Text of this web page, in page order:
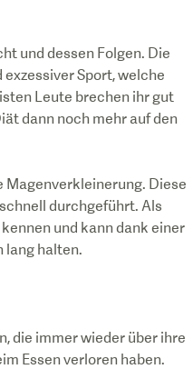
und dessen Folgen. Die
Sport, welche
Leute brechen ihr gut
dann noch mehr auf den
Magenverkleinerung. Diese
durchgeführt. Als
und kann dank einer
die immer wieder über ihre
Essen verloren haben.